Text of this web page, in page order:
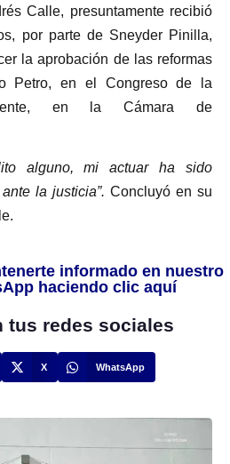
Calle, presuntamente recibió
por parte de Sneyder Pinilla,
la aprobación de las reformas
Petro, en el Congreso de la
en la Cámara de
alguno, mi actuar ha sido
la justicia”. Concluyó en su
informado en nuestro
haciendo clic aquí
tus redes sociales
X WhatsApp